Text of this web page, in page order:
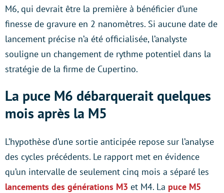
M6, qui devrait être la première à bénéficier d’une
finesse de gravure en 2 nanomètres. Si aucune date de
lancement précise n’a été officialisée, l’analyste
souligne un changement de rythme potentiel dans la
stratégie de la firme de Cupertino.
La puce M6 débarquerait quelques
mois après la M5
L’hypothèse d’une sortie anticipée repose sur l’analyse
des cycles précédents. Le rapport met en évidence
qu’un intervalle de seulement cinq mois a séparé les
lancements des générations M3 et M4. La puce M5